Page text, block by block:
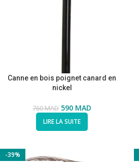
Canne en bois poignet canard en
nickel
760MAD 590 MAD
LIRE LA SUITE
-39%